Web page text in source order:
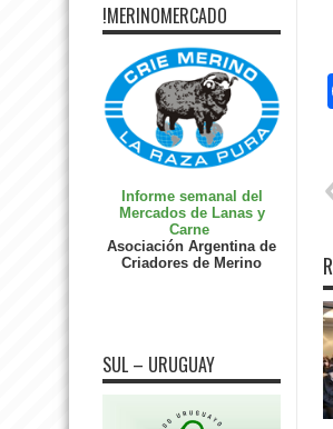
!MERINOMERCADO
Informe semanal del
Mercados de Lanas y
Carne
Asociación Argentina de
Criadores de Merino
SUL – URUGUAY